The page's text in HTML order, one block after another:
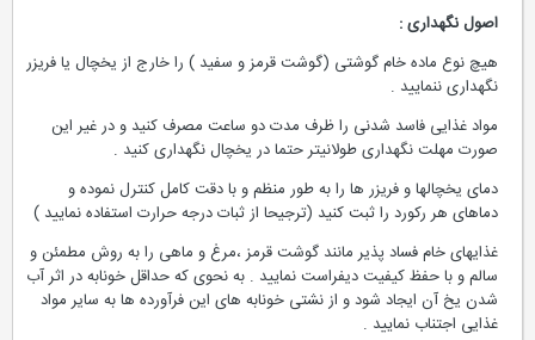
اصول نگهداری :
هیچ نوع ماده خام گوشتی (گوشت قرمز و سفید ) را خارج از یخچال یا فریزر
نگهداری ننمایید .
مواد غذایی فاسد شدنی را ظرف مدت دو ساعت مصرف كنید و در غیر این
صورت مهلت نگهداری طولانیتر حتما در یخچال نگهداری كنید .
دمای یخچالها و فریزر ها را به طور منظم و با دقت كامل كنترل نموده و
دماهای هر ركورد را ثبت كنید (ترجیحا از ثبات درجه حرارت استفاده نمایید )
غذایهای خام فساد پذیر مانند گوشت قرمز ،‌مرغ و ماهی را به روش مطمئن و
سالم و با حفظ كیفیت دیفراست نمایید . به نحوی كه حداقل خونابه در اثر آب
شدن یخ آن ایجاد شود و از نشتی خونابه های این فرآورده ها به سایر مواد
غذایی اجتناب نمایید .